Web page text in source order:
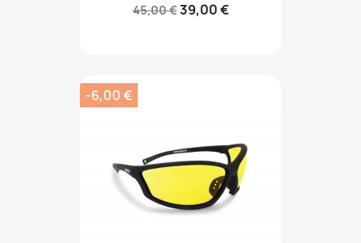
45,00 €39,00 €
-6,00 €